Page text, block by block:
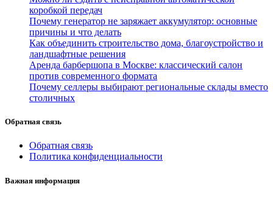
коробкой передач
Почему генератор не заряжает аккумулятор: основные
причины и что делать
Как объединить строительство дома, благоустройство и
ландшафтные решения
Аренда барбершопа в Москве: классический салон
против современного формата
Почему селлеры выбирают региональные склады вместо
столичных
Обратная связь
Обратная связь
Политика конфиденциальности
Важная информация